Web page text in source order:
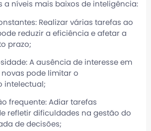
a níveis mais baixos de inteligência:
Realizar várias tarefas ao
reduzir a eficiência e afetar a
prazo;
A ausência de interesse em
pode limitar o
intelectual;
frequente: Adiar tarefas
refletir dificuldades na gestão do
de decisões;